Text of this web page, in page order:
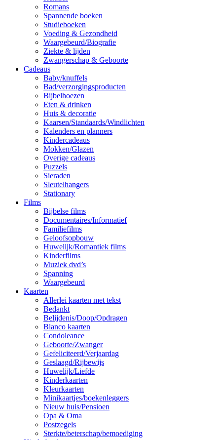
Romans
Spannende boeken
Studieboeken
Voeding & Gezondheid
Waargebeurd/Biografie
Ziekte & lijden
Zwangerschap & Geboorte
Cadeaus
Baby/knuffels
Bad/verzorgingsproducten
Bijbelhoezen
Eten & drinken
Huis & decoratie
Kaarsen/Standaards/Windlichten
Kalenders en planners
Kindercadeaus
Mokken/Glazen
Overige cadeaus
Puzzels
Sieraden
Sleutelhangers
Stationary
Films
Bijbelse films
Documentaires/Informatief
Familiefilms
Geloofsopbouw
Huwelijk/Romantiek films
Kinderfilms
Muziek dvd’s
Spanning
Waargebeurd
Kaarten
Allerlei kaarten met tekst
Bedankt
Belijdenis/Doop/Opdragen
Blanco kaarten
Condoleance
Geboorte/Zwanger
Gefeliciteerd/Verjaardag
Geslaagd/Rijbewijs
Huwelijk/Liefde
Kinderkaarten
Kleurkaarten
Minikaartjes/boekenleggers
Nieuw huis/Pensioen
Opa & Oma
Postzegels
Sterkte/beterschap/bemoediging